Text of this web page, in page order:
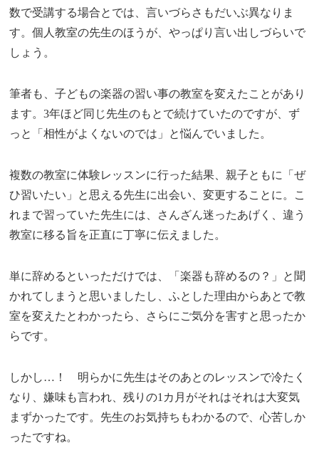
数で受講する場合とでは、言いづらさもだいぶ異なりま
す。個人教室の先生のほうが、やっぱり言い出しづらいで
しょう。
筆者も、子どもの楽器の習い事の教室を変えたことがあり
ます。3年ほど同じ先生のもとで続けていたのですが、ず
っと「相性がよくないのでは」と悩んでいました。
複数の教室に体験レッスンに行った結果、親子ともに「ぜ
ひ習いたい」と思える先生に出会い、変更することに。こ
れまで習っていた先生には、さんざん迷ったあげく、違う
教室に移る旨を正直に丁寧に伝えました。
単に辞めるといっただけでは、「楽器も辞めるの？」と聞
かれてしまうと思いましたし、ふとした理由からあとで教
室を変えたとわかったら、さらにご気分を害すと思ったか
らです。
しかし…！ 明らかに先生はそのあとのレッスンで冷たく
なり、嫌味も言われ、残りの1カ月がそれはそれは大変気
まずかったです。先生のお気持ちもわかるので、心苦しか
ったですね。